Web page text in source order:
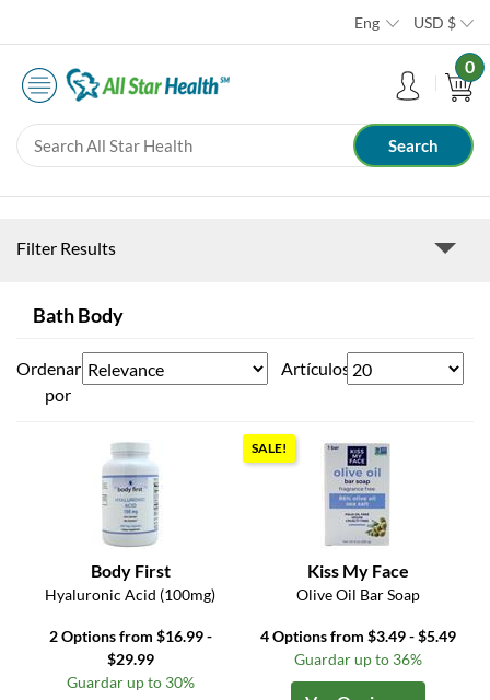
Eng USD $
0
Filter Results
Bath Body
Ordenar
por
Artículos
Body First
Hyaluronic Acid (100mg)
2 Options from $16.99 -
$29.99
Guardar up to 30%
SALE!
Kiss My Face
Olive Oil Bar Soap
4 Options from $3.49 - $5.49
Guardar up to 36%